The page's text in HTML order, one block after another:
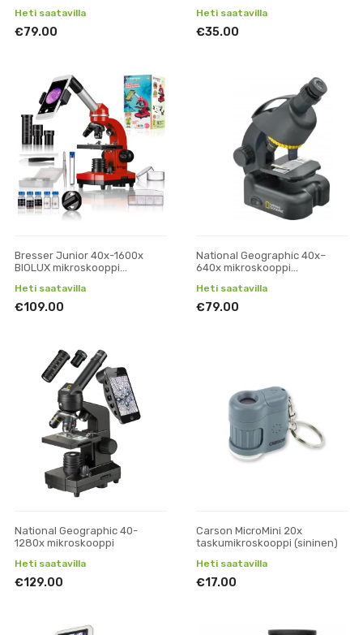
Heti saatavilla
€79.00
Heti saatavilla
€35.00
Bresser Junior 40x-1600x
BIOLUX mikroskooppi
Heti saatavilla
€109.00
National Geographic 40x–
640x mikroskooppi
Heti saatavilla
€79.00
National Geographic 40-
1280x mikroskooppi
Heti saatavilla
€129.00
Carson MicroMini 20x
taskumikroskooppi (sininen)
Heti saatavilla
€17.00